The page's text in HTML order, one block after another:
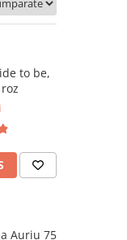
to be,
Auriu 75